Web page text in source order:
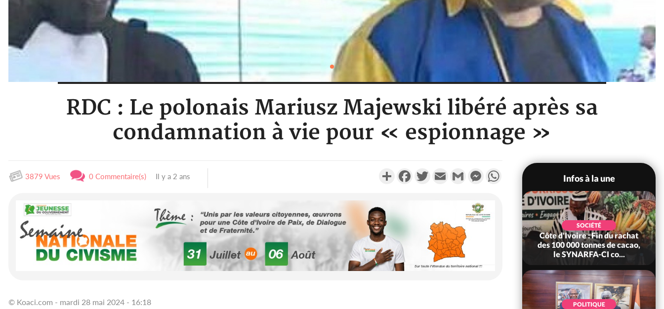
RDC : Le polonais Mariusz Majewski libéré après sa
condamnation à vie pour « espionnage »
3879 Vues 0 Commentaire(s) Il y a 2 ans PartagerFacebookTwitterEmail Gmail MessengerWhatsApp
© Koaci.com - mardi 28 mai 2024 - 16:18
Infos à la une
POLITIQUE
Côte d'Ivoire : Fête nationale,
Alassane Ouattara accorde
la grâce à 4 661...
SOCIÉTÉ
Côte d'Ivoire : Fin du rachat
des 100 000 tonnes de cacao,
le SYNARFA-CI co...
POLITIQUE